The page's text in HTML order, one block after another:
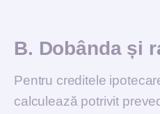
B. Dobânda și
Pentru creditele
calculează potrivit